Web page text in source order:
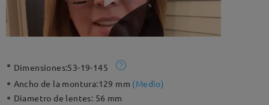
Dimensiones:53-19-145
Ancho de la montura:129 mm (Medio)
Diametro de lentes: 56 mm